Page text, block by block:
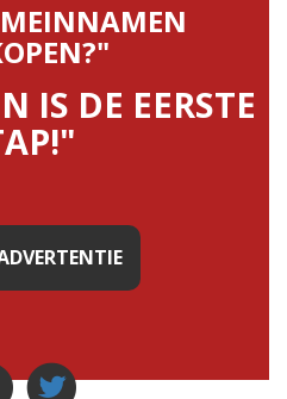
IS DE EERSTE